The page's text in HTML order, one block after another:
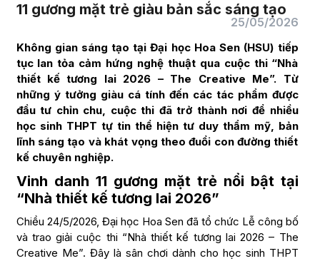
11 gương mặt trẻ giàu bản sắc sáng tạo
25/05/2026
Không gian sáng tạo tại Đại học Hoa Sen (HSU) tiếp
tục lan tỏa cảm hứng nghệ thuật qua cuộc thi “Nhà
thiết kế tương lai 2026 – The Creative Me”. Từ
những ý tưởng giàu cá tính đến các tác phẩm được
đầu tư chỉn chu, cuộc thi đã trở thành nơi để nhiều
học sinh THPT tự tin thể hiện tư duy thẩm mỹ, bản
lĩnh sáng tạo và khát vọng theo đuổi con đường thiết
kế chuyên nghiệp.
Vinh danh 11 gương mặt trẻ nổi bật tại
“Nhà thiết kế tương lai 2026”
Chiều 24/5/2026, Đại học Hoa Sen đã tổ chức Lễ công bố
và trao giải cuộc thi “Nhà thiết kế tương lai 2026 – The
Creative Me”. Đây là sân chơi dành cho học sinh THPT